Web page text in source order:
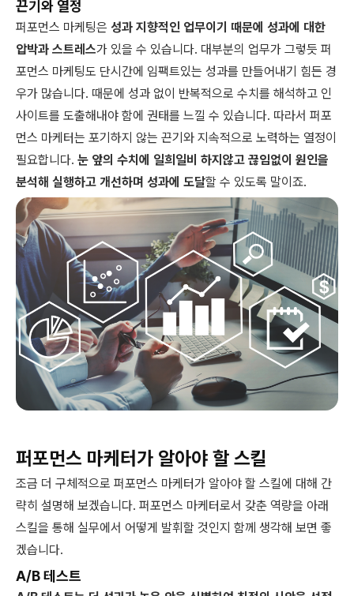
끈기와 열정
퍼포먼스 마케팅은 성과 지향적인 업무이기 때문에 성과에 대한
압박과 스트레스가 있을 수 있습니다. 대부분의 업무가 그렇듯 퍼
포먼스 마케팅도 단시간에 임팩트있는 성과를 만들어내기 힘든 경
우가 많습니다. 때문에 성과 없이 반복적으로 수치를 해석하고 인
사이트를 도출해내야 함에 권태를 느낄 수 있습니다. 따라서 퍼포
먼스 마케터는 포기하지 않는 끈기와 지속적으로 노력하는 열정이
필요합니다. 눈 앞의 수치에 일희일비 하지않고 끊임없이 원인을
분석해 실행하고 개선하며 성과에 도달할 수 있도록 말이죠.
퍼포먼스 마케터가 알아야 할 스킬
조금 더 구체적으로 퍼포먼스 마케터가 알아야 할 스킬에 대해 간
략히 설명해 보겠습니다. 퍼포먼스 마케터로서 갖춘 역량을 아래
스킬을 통해 실무에서 어떻게 발휘할 것인지 함께 생각해 보면 좋
겠습니다.
A/B 테스트